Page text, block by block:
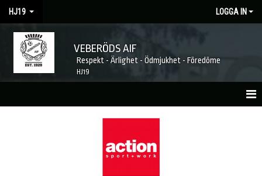
HJ19 LOGGA IN
VEBERÖDS AIF
Respekt - Ärlighet - Ödmjukhet - Föredöme
HJ19